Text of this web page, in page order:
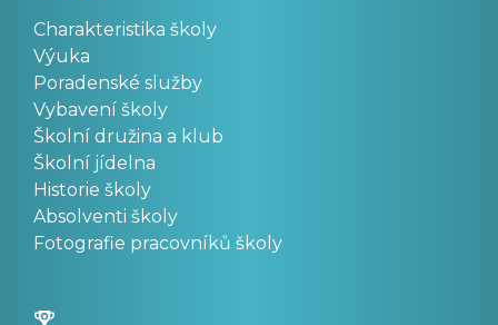
Charakteristika školy
Výuka
Poradenské služby
Vybavení školy
Školní družina a klub
Školní jídelna
Historie školy
Absolventi školy
Fotografie pracovníků školy